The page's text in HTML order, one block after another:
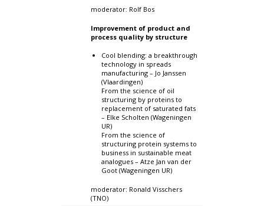
moderator: Rolf Bos
Improvement of product and
process quality by structure
Cool blending: a breakthrough
technology in spreads
manufacturing – Jo Janssen
(Vlaardingen)
From the science of oil
structuring by proteins to
replacement of saturated fats
– Elke Scholten (Wageningen
UR)
From the science of
structuring protein systems to
business in sustainable meat
analogues – Atze Jan van der
Goot (Wageningen UR)
moderator: Ronald Visschers
(TNO)